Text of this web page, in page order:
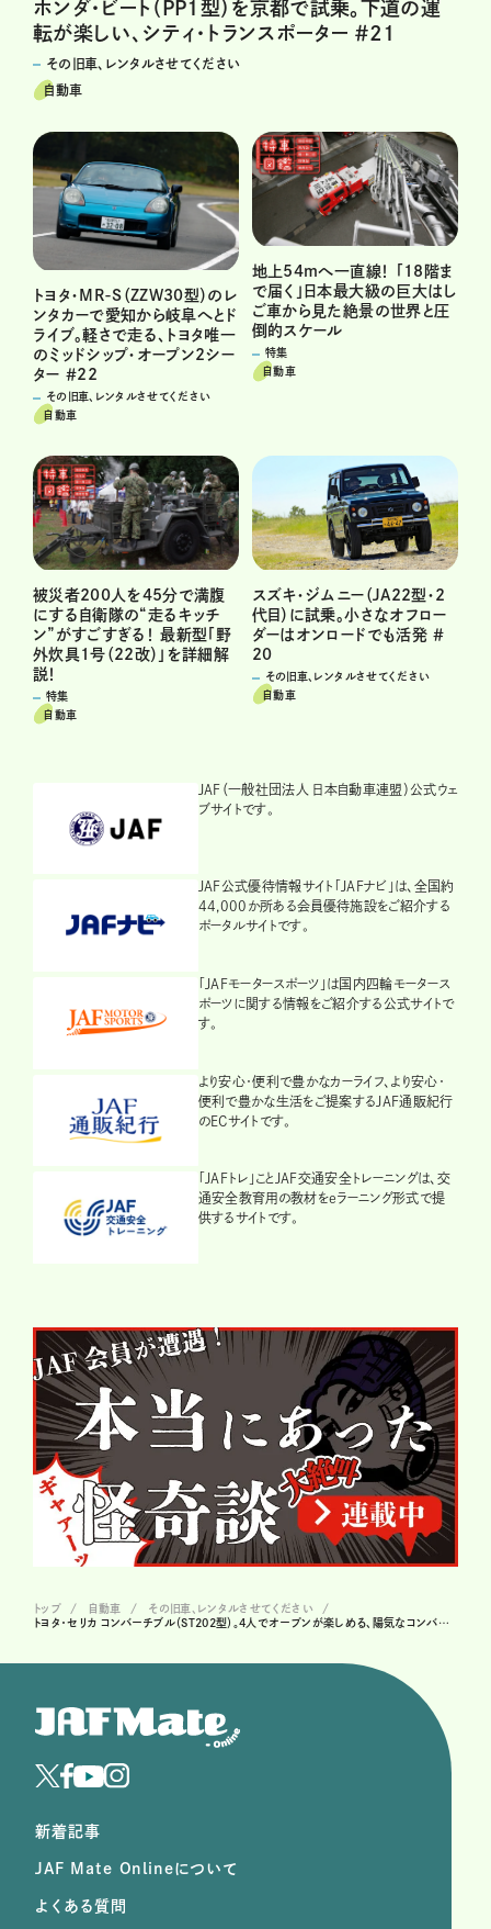
ホンダ・ビート（PP1型）を京都で試乗。下道の運
転が楽しい、シティ・トランスポーター ＃21
その旧車、レンタルさせてください
自動車
トヨタ・MR-S（ZZW30型）のレ
ンタカーで愛知から岐阜へとド
ライブ。軽さで走る、トヨタ唯一
のミッドシップ・オープン2シー
ター ＃22
その旧車、レンタルさせてください
自動車
地上54mへ一直線！ 「18階ま
で届く」日本最大級の巨大はし
ご車から見た絶景の世界と圧
倒的スケール
特集
自動車
被災者200人を45分で満腹
にする自衛隊の“走るキッチ
ン”がすごすぎる！ 最新型「野
外炊具1号（22改）」を詳細解
説！
特集
自動車
スズキ・ジムニー（JA22型・2
代目）に試乗。小さなオフロー
ダーはオンロードでも活発 ＃
20
その旧車、レンタルさせてください
自動車
JAF（一般社団法人 日本自動車連盟）公式ウェ
ブサイトです。
JAF公式優待情報サイト「JAFナビ」は、全国約
44,000か所ある会員優待施設をご紹介する
ポータルサイトです。
「JAFモータースポーツ」は国内四輪モータース
ポーツに関する情報をご紹介する公式サイトで
す。
より安心・便利で豊かなカーライフ、より安心・
便利で豊かな生活をご提案するJAF通販紀行
のECサイトです。
「JAFトレ」ことJAF交通安全トレーニングは、交
通安全教育用の教材をeラーニング形式で提
供するサイトです。
トップ 自動車
その旧車、レンタルさせてください
トヨタ・セリカ コンバーチブル（ST202型）。4人でオープンが楽しめる、陽気なコンバーチブル＃25
新着記事
JAF Mate Onlineについて
よくある質問